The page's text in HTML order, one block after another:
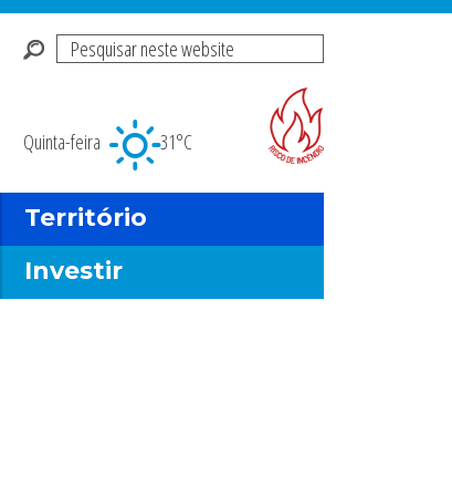
Pesquisar
Quinta-feira
31°C
Território
Investir